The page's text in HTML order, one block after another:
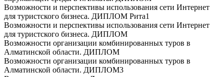
Возможности и перспективы использования сети Интернет
для туристского бизнеса. ДИПЛОМ Рита1
Возможности и перспективы использования сети Интернет
для туристского бизнеса. ДИПЛОМ
Возможности организации комбинированных туров в
Алматинской области. ДИПЛОМ
Возможности организации комбинированных туров в
Алматинской области. ДИПЛОМ3